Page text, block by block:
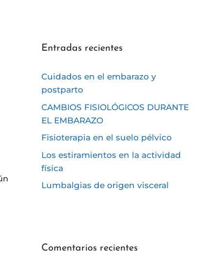
Entradas recientes
Cuidados en el embarazo y
postparto
CAMBIOS FISIOLÓGICOS DURANTE
EL EMBARAZO
Fisioterapia en el suelo pélvico
Los estiramientos en la actividad
física
Lumbalgias de origen visceral
Comentarios recientes